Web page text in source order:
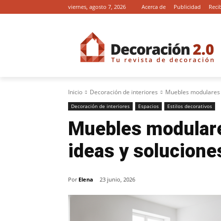
viernes, agosto 7, 2026 Acerca de Publicidad
Inicio Decoración de interiores Muebles
Decoración de interiores Espacios Estilos decorativos
Muebles
ideas y
Por Elena 23 junio, 2026